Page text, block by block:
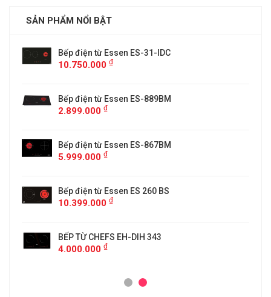
SẢN PHẨM NỔI BẬT
Bếp điện từ Essen ES-31-IDC
10.750.000 ₫
Bếp điện từ Essen ES-889BM
2.899.000 ₫
Bếp điện từ Essen ES-867BM
5.999.000 ₫
Bếp điện từ Essen ES 260 BS
10.399.000 ₫
BẾP TỪ CHEFS EH-DIH 343
4.000.000 ₫